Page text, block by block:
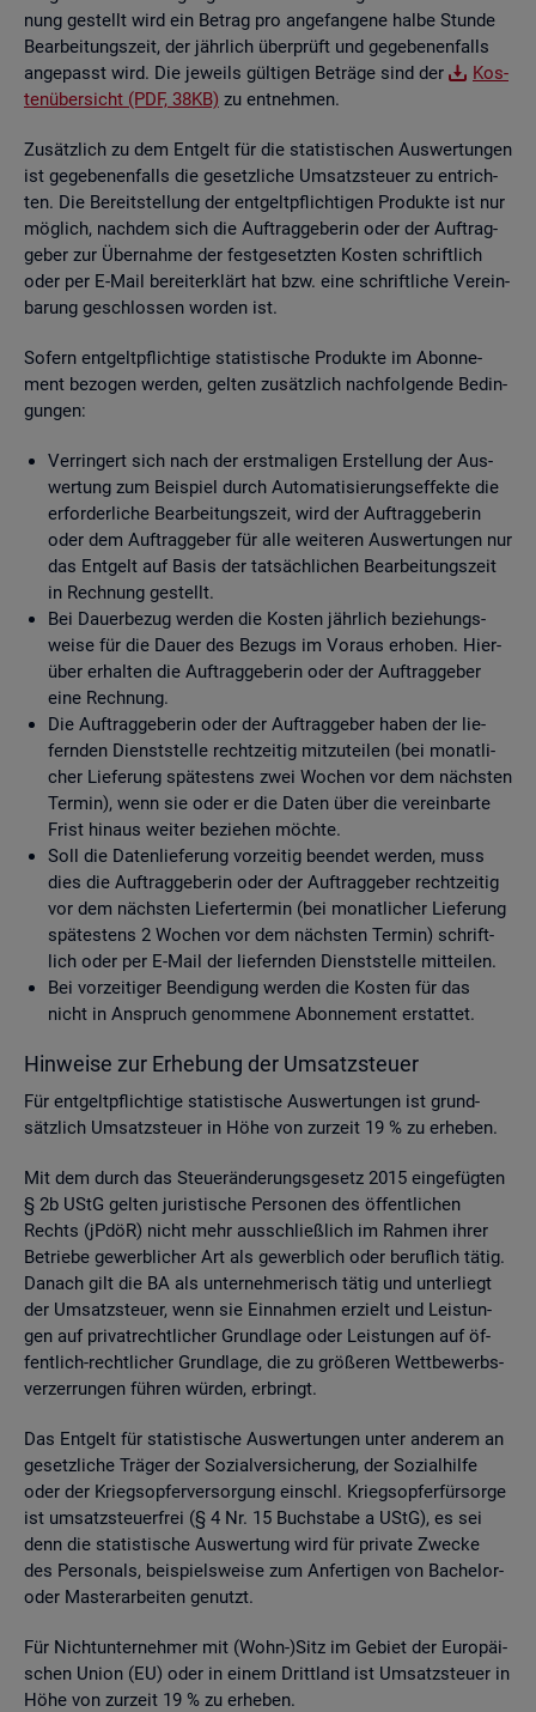
nung ge­stellt wird ein Be­trag pro an­ge­fan­ge­ne halbe Stun­de
Be­ar­bei­tungs­zeit, der jähr­lich über­prüft und ge­ge­be­nen­falls
an­ge­passt wird. Die je­weils gül­ti­gen Be­trä­ge sind der
Kos­
ten­über­sicht (PDF, 38KB) zu ent­neh­men.
Zu­sätz­lich zu dem Ent­gelt für die sta­tis­ti­schen Aus­wer­tun­gen
ist ge­ge­be­nen­falls die ge­setz­li­che Um­satz­steu­er zu ent­rich­
ten. Die Be­reit­stel­lung der ent­gelt­pflich­ti­gen Pro­duk­te ist nur
mög­lich, nach­dem sich die Auf­trag­ge­be­rin oder der Auf­trag­
ge­ber zur Über­nah­me der fest­ge­setz­ten Kos­ten schrift­lich
oder per E-Mail be­reit­er­klärt hat bzw. eine schrift­li­che Ver­ein­
ba­rung ge­schlos­sen wor­den ist.
So­fern ent­gelt­pflich­ti­ge sta­tis­ti­sche Pro­duk­te im Abon­ne­
ment be­zo­gen wer­den, gel­ten zu­sätz­lich nach­fol­gen­de Be­din­
gun­gen:
Ver­rin­gert sich nach der erst­ma­li­gen Er­stel­lung der Aus­
wer­tung zum Bei­spiel durch Au­to­ma­ti­sie­rungs­ef­fek­te die
er­for­der­li­che Be­ar­bei­tungs­zeit, wird der Auf­trag­ge­be­rin
oder dem Auf­trag­ge­ber für alle wei­te­ren Aus­wer­tun­gen nur
das Ent­gelt auf Basis der tat­säch­li­chen Be­ar­bei­tungs­zeit
in Rech­nung ge­stellt.
Bei Dau­er­be­zug wer­den die Kos­ten jähr­lich be­zie­hungs­
wei­se für die Dauer des Be­zugs im Vor­aus er­ho­ben. Hier­
über er­hal­ten die Auf­trag­ge­be­rin oder der Auf­trag­ge­ber
eine Rech­nung.
Die Auf­trag­ge­be­rin oder der Auf­trag­ge­ber haben der lie­
fern­den Dienst­stel­le recht­zei­tig mit­zu­tei­len (bei mo­nat­li­
cher Lie­fe­rung spä­tes­tens zwei Wo­chen vor dem nächs­ten
Ter­min), wenn sie oder er die Daten über die ver­ein­bar­te
Frist hin­aus wei­ter be­zie­hen möch­te.
Soll die Da­ten­lie­fe­rung vor­zei­tig be­en­det wer­den, muss
dies die Auf­trag­ge­be­rin oder der Auf­trag­ge­ber recht­zei­tig
vor dem nächs­ten Lie­fer­ter­min (bei mo­nat­li­cher Lie­fe­rung
spä­tes­tens 2 Wo­chen vor dem nächs­ten Ter­min) schrift­
lich oder per E-Mail der lie­fern­den Dienst­stel­le mit­tei­len.
Bei vor­zei­ti­ger Be­en­di­gung wer­den die Kos­ten für das
nicht in An­spruch ge­nom­me­ne Abon­ne­ment er­stat­tet.
Hin­wei­se zur Er­he­bung der Um­satz­steu­er
Für ent­gelt­pflich­ti­ge sta­tis­ti­sche Aus­wer­tun­gen ist grund­
sätz­lich Um­satz­steu­er in Höhe von zur­zeit 19 % zu er­he­ben.
Mit dem durch das Steu­er­än­de­rungs­ge­setz 2015 ein­ge­füg­ten
§ 2b UStG gel­ten ju­ris­ti­sche Per­so­nen des öf­fent­li­chen
Rechts (jPdöR) nicht mehr aus­schlie­ß­lich im Rah­men ihrer
Be­trie­be ge­werb­li­cher Art als ge­werb­lich oder be­ruf­lich tätig.
Da­nach gilt die BA als un­ter­neh­me­risch tätig und un­ter­liegt
der Um­satz­steu­er, wenn sie Ein­nah­men er­zielt und Leis­tun­
gen auf pri­vat­recht­li­cher Grund­la­ge oder Leis­tun­gen auf öf­
fent­lich-recht­li­cher Grund­la­ge, die zu grö­ße­ren Wett­be­werbs­
ver­zer­run­gen füh­ren wür­den, er­bringt.
Das Ent­gelt für sta­tis­ti­sche Aus­wer­tun­gen unter an­de­rem an
ge­setz­li­che Trä­ger der So­zi­al­ver­si­che­rung, der So­zi­al­hil­fe
oder der Kriegs­op­fer­ver­sor­gung einschl. Kriegs­op­fer­für­sor­ge
ist um­satz­steu­er­frei (§ 4 Nr. 15 Buch­sta­be a UStG), es sei
denn die sta­tis­ti­sche Aus­wer­tung wird für pri­va­te Zwe­cke
des Per­so­nals, bei­spiels­wei­se zum An­fer­ti­gen von Ba­che­lor-
oder Mas­ter­ar­bei­ten ge­nutzt.
Für Nicht­un­ter­neh­mer mit (Wohn-)Sitz im Ge­biet der Eu­ro­päi­
schen Union (EU) oder in einem Dritt­land ist Um­satz­steu­er in
Höhe von zur­zeit 19 % zu er­he­ben.